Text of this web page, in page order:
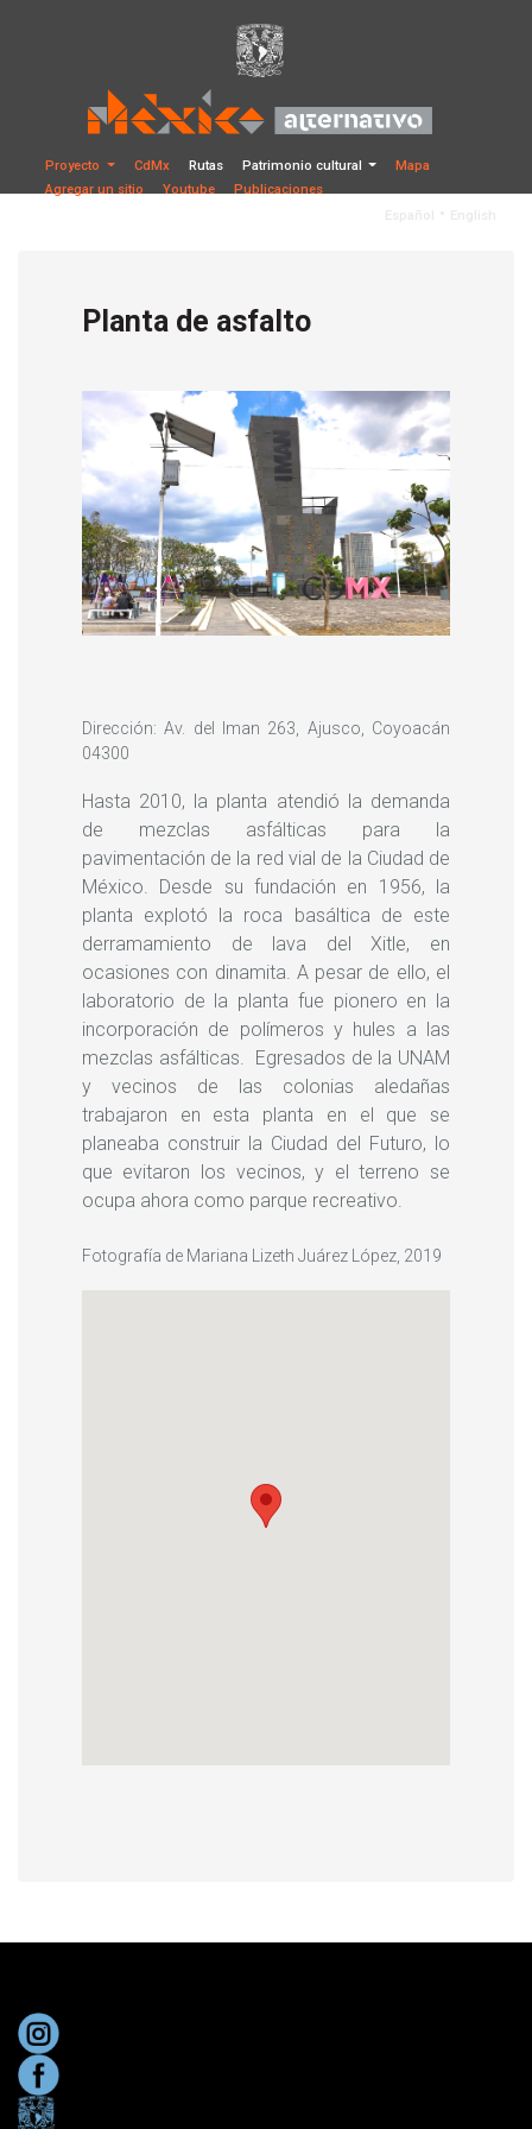
Proyecto CdMx Rutas Patrimonio cultural
Mapa
Agregar un sitio
Youtube
Publicaciones
Planta de asfalto
Dirección: Av. del Iman 263, Ajusco, Coyoacán
04300
Hasta 2010, la planta atendió la demanda
de mezclas asfálticas para la
pavimentación de la red vial de la Ciudad de
México. Desde su fundación en 1956, la
planta explotó la roca basáltica de este
derramamiento de lava del Xitle, en
ocasiones con dinamita. A pesar de ello, el
laboratorio de la planta fue pionero en la
incorporación de polímeros y hules a las
mezclas asfálticas. Egresados de la UNAM
y vecinos de las colonias aledañas
trabajaron en esta planta en el que se
planeaba construir la Ciudad del Futuro, lo
que evitaron los vecinos, y el terreno se
ocupa ahora como parque recreativo.
Fotografía de Mariana Lizeth Juárez López, 2019